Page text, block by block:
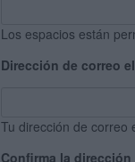
Los espacios están
Dirección de correo
Tu dirección de correo
Confirma la